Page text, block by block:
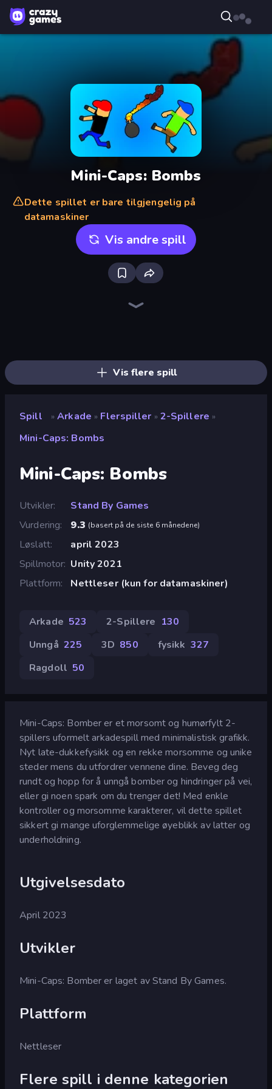
Mini-Caps: Bombs
Dette spillet er bare tilgjengelig på
datamaskiner
Vis andre spill
Vis flere spill
Spill » Arkade » Flerspiller » 2-Spillere »
Mini-Caps: Bombs
Mini-Caps: Bombs
Utvikler
Stand By Games
Vurdering
9.3 (basert på de siste 6 månedene)
Løslatt
april 2023
Spillmotor Unity 2021
Plattform
Nettleser (kun for datamaskiner)
Arkade 523 2-Spillere 130
Unngå 225 3D 850 fysikk 327
Ragdoll 50
Mini-Caps: Bomber er et morsomt og humørfylt 2-
spillers uformelt arkadespill med minimalistisk grafikk.
Nyt late-dukkefysikk og en rekke morsomme og unike
steder mens du utfordrer vennene dine. Beveg deg
rundt og hopp for å unngå bomber og hindringer på vei,
eller gi noen spark om du trenger det! Med enkle
kontroller og morsomme karakterer, vil dette spillet
sikkert gi mange uforglemmelige øyeblikk av latter og
underholdning.
Utgivelsesdato
April 2023
Utvikler
Mini-Caps: Bomber er laget av Stand By Games.
Plattform
Nettleser
Flere spill i denne kategorien